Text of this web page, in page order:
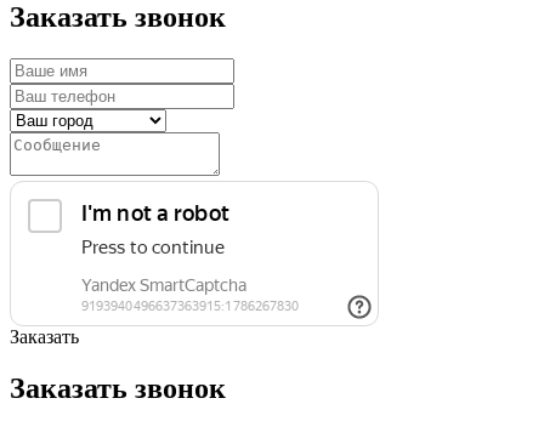
Заказать звонок
Заказать
Заказать звонок